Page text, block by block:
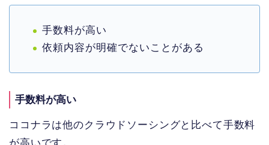
手数料が高い
依頼内容が明確でないことがある
手数料が高い
ココナラは他のクラウドソーシングと比べて手数料
が高いです。